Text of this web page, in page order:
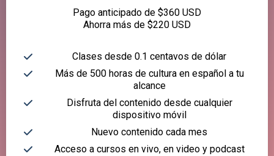
Pago anticipado de $360 USD
Ahorra más de $220 USD
Clases desde 0.1 centavos de dólar
Más de 500 horas de cultura en español a tu
alcance
Disfruta del contenido desde cualquier
dispositivo móvil
Nuevo contenido cada mes
Acceso a cursos en vivo, en video y podcast